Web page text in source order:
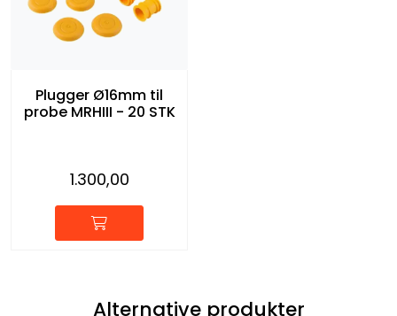
Plugger Ø16mm til
probe MRHIII - 20 STK
1.300,00
Alternative produkter